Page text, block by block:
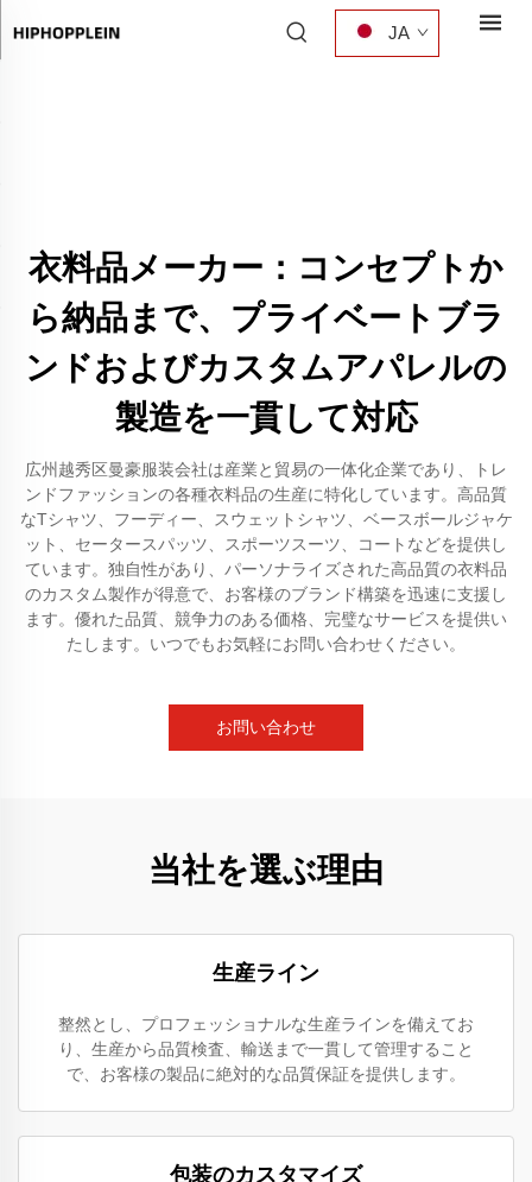
JA
衣料品メーカー：コンセプトか
ら納品まで、プライベートブラ
ンドおよびカスタムアパレルの
製造を一貫して対応
広州越秀区曼豪服装会社は産業と貿易の一体化企業であり、トレ
ンドファッションの各種衣料品の生産に特化しています。高品質
なTシャツ、フーディー、スウェットシャツ、ベースボールジャケ
ット、セータースパッツ、スポーツスーツ、コートなどを提供し
ています。独自性があり、パーソナライズされた高品質の衣料品
のカスタム製作が得意で、お客様のブランド構築を迅速に支援し
ます。優れた品質、競争力のある価格、完璧なサービスを提供い
たします。いつでもお気軽にお問い合わせください。
お問い合わせ
当社を選ぶ理由
生産ライン
整然とし、プロフェッショナルな生産ラインを備えてお
り、生産から品質検査、輸送まで一貫して管理すること
で、お客様の製品に絶対的な品質保証を提供します。
包装のカスタマイズ